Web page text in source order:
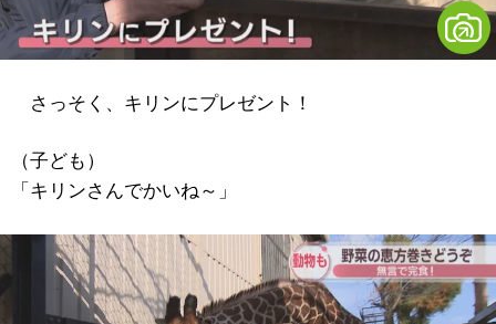
さっそく、キリンにプレゼント！
（子ども）
「キリンさんでかいね～」